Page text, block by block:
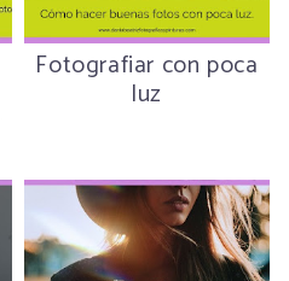
Fotografiar con poca
luz